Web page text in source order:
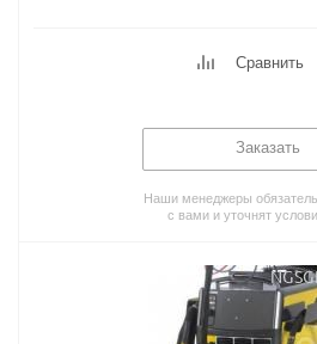
Сравнить
Заказать
Наши менеджеры
с вами и уточнят